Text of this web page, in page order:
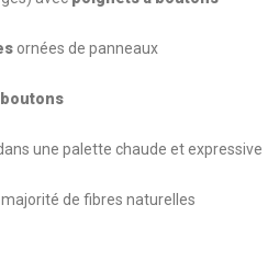
ornées de panneaux
une palette chaude et expressive
majorité de fibres naturelles